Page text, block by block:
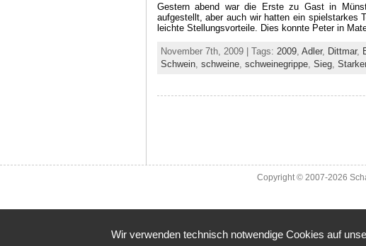
Gestern abend war die Erste zu Gast in
aufgestellt, aber auch wir hatten ein spielstarkes
leichte Stellungsvorteile. Dies konnte Peter in
November 7th, 2009 | Tags: 2009, Adler, Dittmar,
Schwein, schweine, schweinegrippe, Sieg,
Copyright © 2007-2026
Wir verwenden technisch notwendige Cookies auf